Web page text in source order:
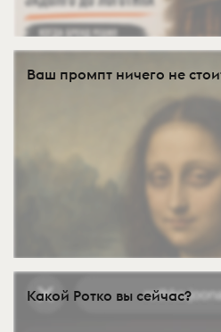
Ваш промпт ничего не
Какой Ротко вы сейчас?